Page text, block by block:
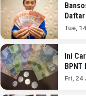
Tue,
Ini
BPNT
Fri, 24